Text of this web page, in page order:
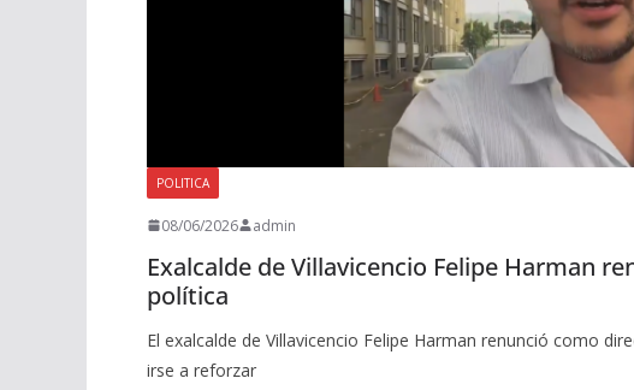
POLITICA
08/06/2026 admin
Exalcalde de Villavicencio Felipe Harman
política
El exalcalde de Villavicencio Felipe Harman renunció como
irse a reforzar